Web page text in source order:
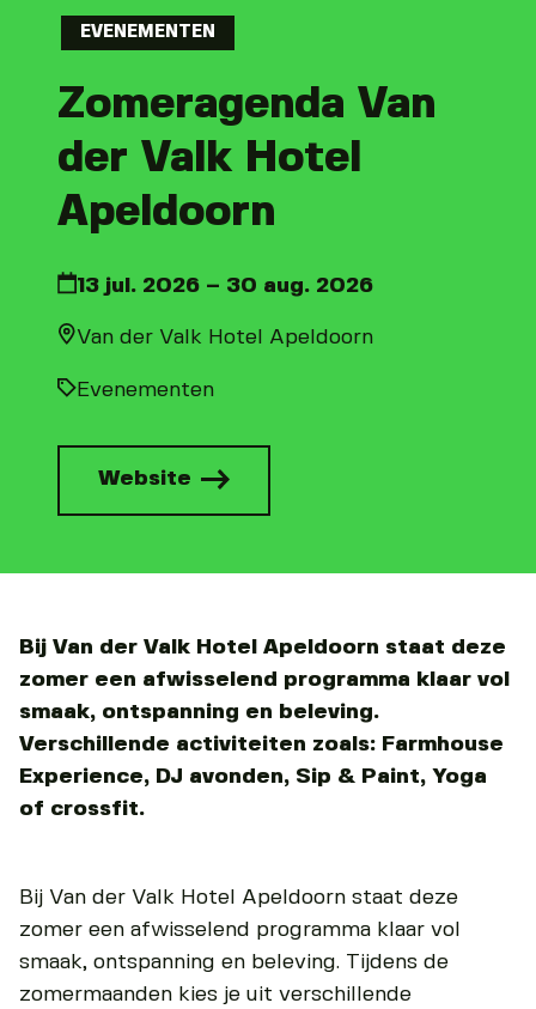
EVENEMENTEN
Zomeragenda Van
der Valk Hotel
Apeldoorn
13 jul. 2026 – 30 aug. 2026
Van der Valk Hotel Apeldoorn
Evenementen
Website
Bij Van der Valk Hotel Apeldoorn staat deze
zomer een afwisselend programma klaar vol
smaak, ontspanning en beleving.
Verschillende activiteiten zoals: Farmhouse
Experience, DJ avonden, Sip & Paint, Yoga
of crossfit.
Bij Van der Valk Hotel Apeldoorn staat deze
zomer een afwisselend programma klaar vol
smaak, ontspanning en beleving. Tijdens de
zomermaanden kies je uit verschillende